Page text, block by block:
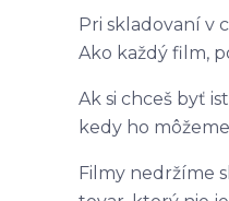
Pri skladovaní v
Ako každý film,
Ak si chceš byť
kedy ho
Filmy nedržíme